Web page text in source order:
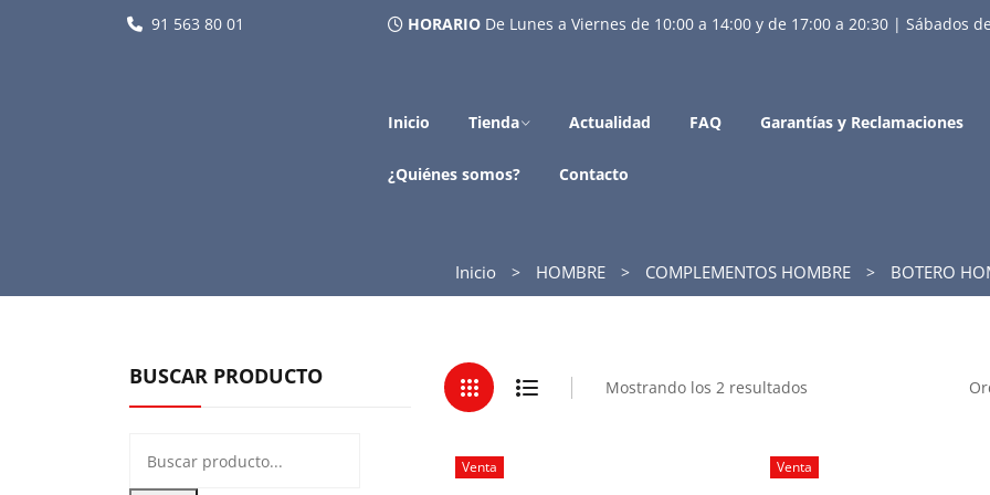
91 563 80 01 HORARIO De Lunes a Viernes de 10:00 a 14:00 y de 17:00 a 20:30 | Sábados
Inicio Tienda Actualidad FAQ Garantías y Reclamaciones
¿Quiénes somos? Contacto
Inicio HOMBRE COMPLEMENTOS HOMBRE BOTERO
Mostrando los 2 resultados
Venta Venta
BUSCAR PRODUCTO